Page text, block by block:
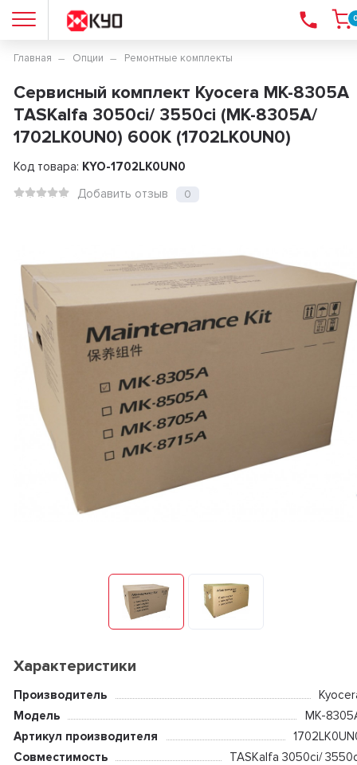
Главная Опции Ремонтные комплекты
Сервисный комплект Kyocera MK-8305A
TASKalfa 3050ci/ 3550ci (MK-8305A/
1702LK0UN0) 600K (1702LK0UN0)
Код товара: KYO-1702LK0UN0
Добавить отзыв
0
Характеристики
Производитель
Модель
MK-
Артикул производителя
Совместимость
TASKalfa 3050ci/